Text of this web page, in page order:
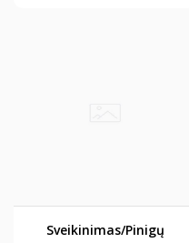
Sveikinimas/Pinigų